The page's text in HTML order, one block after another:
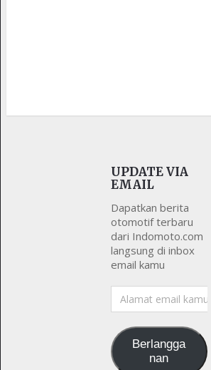
UPDATE VIA
EMAIL
Dapatkan berita
otomotif terbaru
dari Indomoto.com
langsung di inbox
email kamu
Alamat
email
Berlangga
nan